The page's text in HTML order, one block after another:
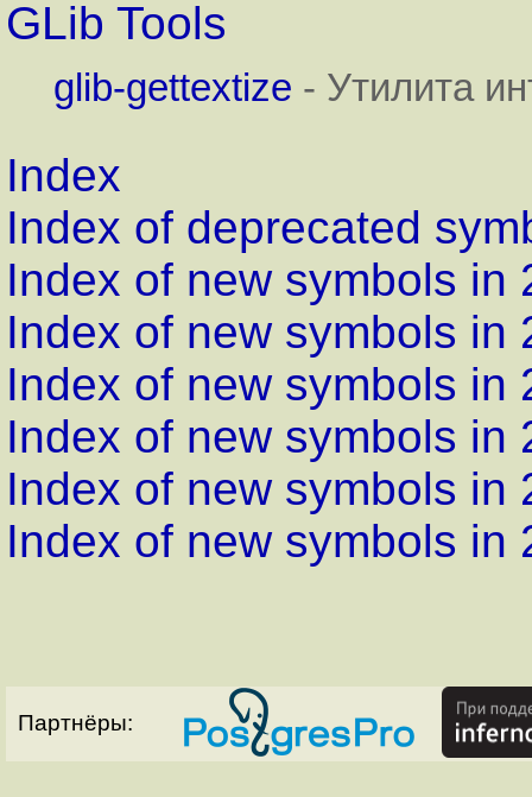
GLib Tools
glib-gettextize - Утилита
Index
Index of deprecated
Index of new symbols in
Index of new symbols in
Index of new symbols in
Index of new symbols in
Index of new symbols in
Index of new symbols in
Партнёры: